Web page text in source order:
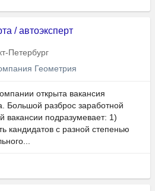
/ автоэксперт
Петербург
Геометрия
открыта вакансия
Большой разброс заработной
вакансии подразумевает: 1)
кандидатов с разной степенью